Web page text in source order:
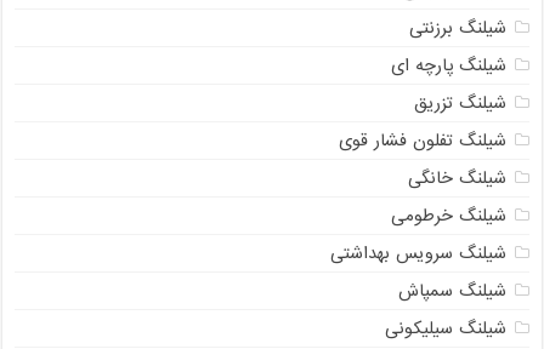
شیلنگ برزنتی
شیلنگ پارچه‌ ای
شیلنگ تزریق
شیلنگ تفلون فشار قوی
شیلنگ خانگی
شیلنگ خرطومی
شیلنگ سرویس بهداشتی
شیلنگ سمپاش
شیلنگ سیلیکونی